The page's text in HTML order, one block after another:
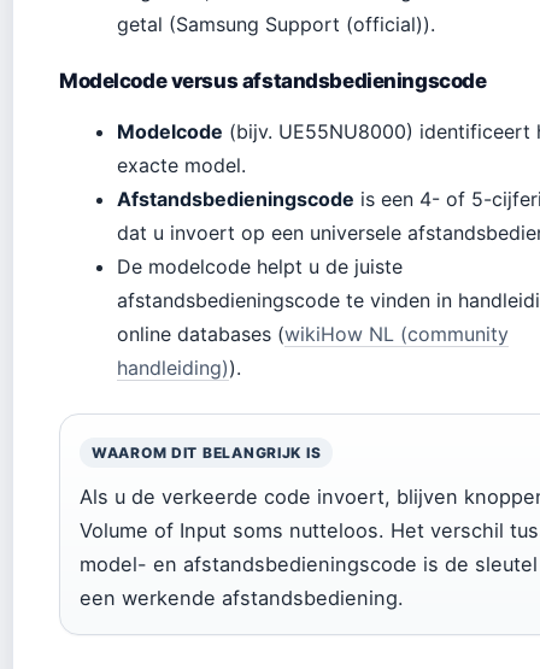
getal (Samsung Support (official)).
Modelcode versus afstandsbedieningscode
Modelcode (bijv. UE55NU8000) identificeert
exacte model.
Afstandsbedieningscode is een 4- of 5-
dat u invoert op een universele
De modelcode helpt u de juiste
afstandsbedieningscode te vinden in
online databases (wikiHow NL (community
handleiding)).
WAAROM DIT BELANGRIJK IS
Als u de verkeerde code invoert, blijven
Volume of Input soms nutteloos. Het verschil
model- en afstandsbedieningscode is de
een werkende afstandsbediening.